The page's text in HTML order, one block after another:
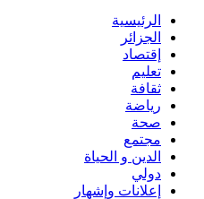
الرئيسية
الجزائر
إقتصاد
تعليم
ثقافة
رياضة
صحة
مجتمع
الدين و الحياة
دولي
إعلانات وإشهار